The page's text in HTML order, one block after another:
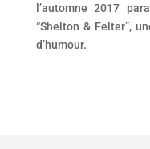
l’automne 2017
“Shelton & Felter”,
d’humour.